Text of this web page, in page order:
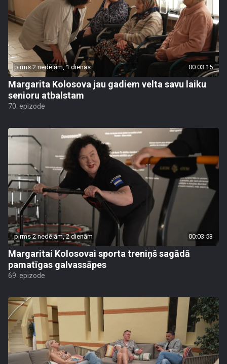
pirms 2 nedēļām, 1 dienas 00:03:15
Margarita Kolosova jau gadiem velta savu laiku
senioru atbalstam
70. epizode
pirms 2 nedēļām, 2 dienām 00:03:53
Margaritai Kolosovai sporta treniņš sagādā
pamatīgas galvassāpes
69. epizode